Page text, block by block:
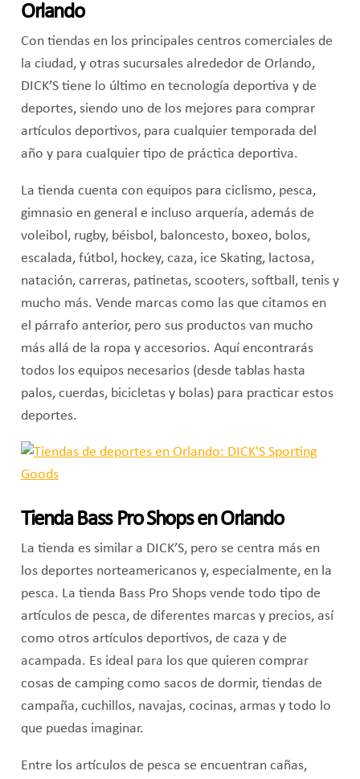
Orlando
Con tiendas en los principales centros comerciales de
la ciudad, y otras sucursales alrededor de Orlando,
DICK’S tiene lo último en tecnología deportiva y de
deportes, siendo uno de los mejores para comprar
artículos deportivos, para cualquier temporada del
año y para cualquier tipo de práctica deportiva.
La tienda cuenta con equipos para ciclismo, pesca,
gimnasio en general e incluso arquería, además de
voleibol, rugby, béisbol, baloncesto, boxeo, bolos,
escalada, fútbol, hockey, caza, ice Skating, lactosa,
natación, carreras, patinetas, scooters, softball, tenis y
mucho más. Vende marcas como las que citamos en
el párrafo anterior, pero sus productos van mucho
más allá de la ropa y accesorios. Aquí encontrarás
todos los equipos necesarios (desde tablas hasta
palos, cuerdas, bicicletas y bolas) para practicar estos
deportes.
Tienda Bass Pro Shops en Orlando
La tienda es similar a DICK’S, pero se centra más en
los deportes norteamericanos y, especialmente, en la
pesca. La tienda Bass Pro Shops vende todo tipo de
artículos de pesca, de diferentes marcas y precios, así
como otros artículos deportivos, de caza y de
acampada. Es ideal para los que quieren comprar
cosas de camping como sacos de dormir, tiendas de
campaña, cuchillos, navajas, cocinas, armas y todo lo
que puedas imaginar.
Entre los artículos de pesca se encuentran cañas,